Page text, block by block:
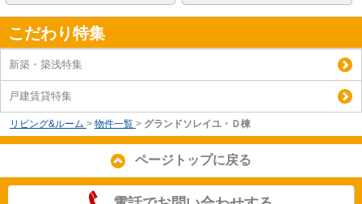
こだわり特集
新築・築浅特集
戸建賃貸特集
リビング&ルーム > 物件一覧 > グランドソレイユ・Ｄ棟
ページトップに戻る